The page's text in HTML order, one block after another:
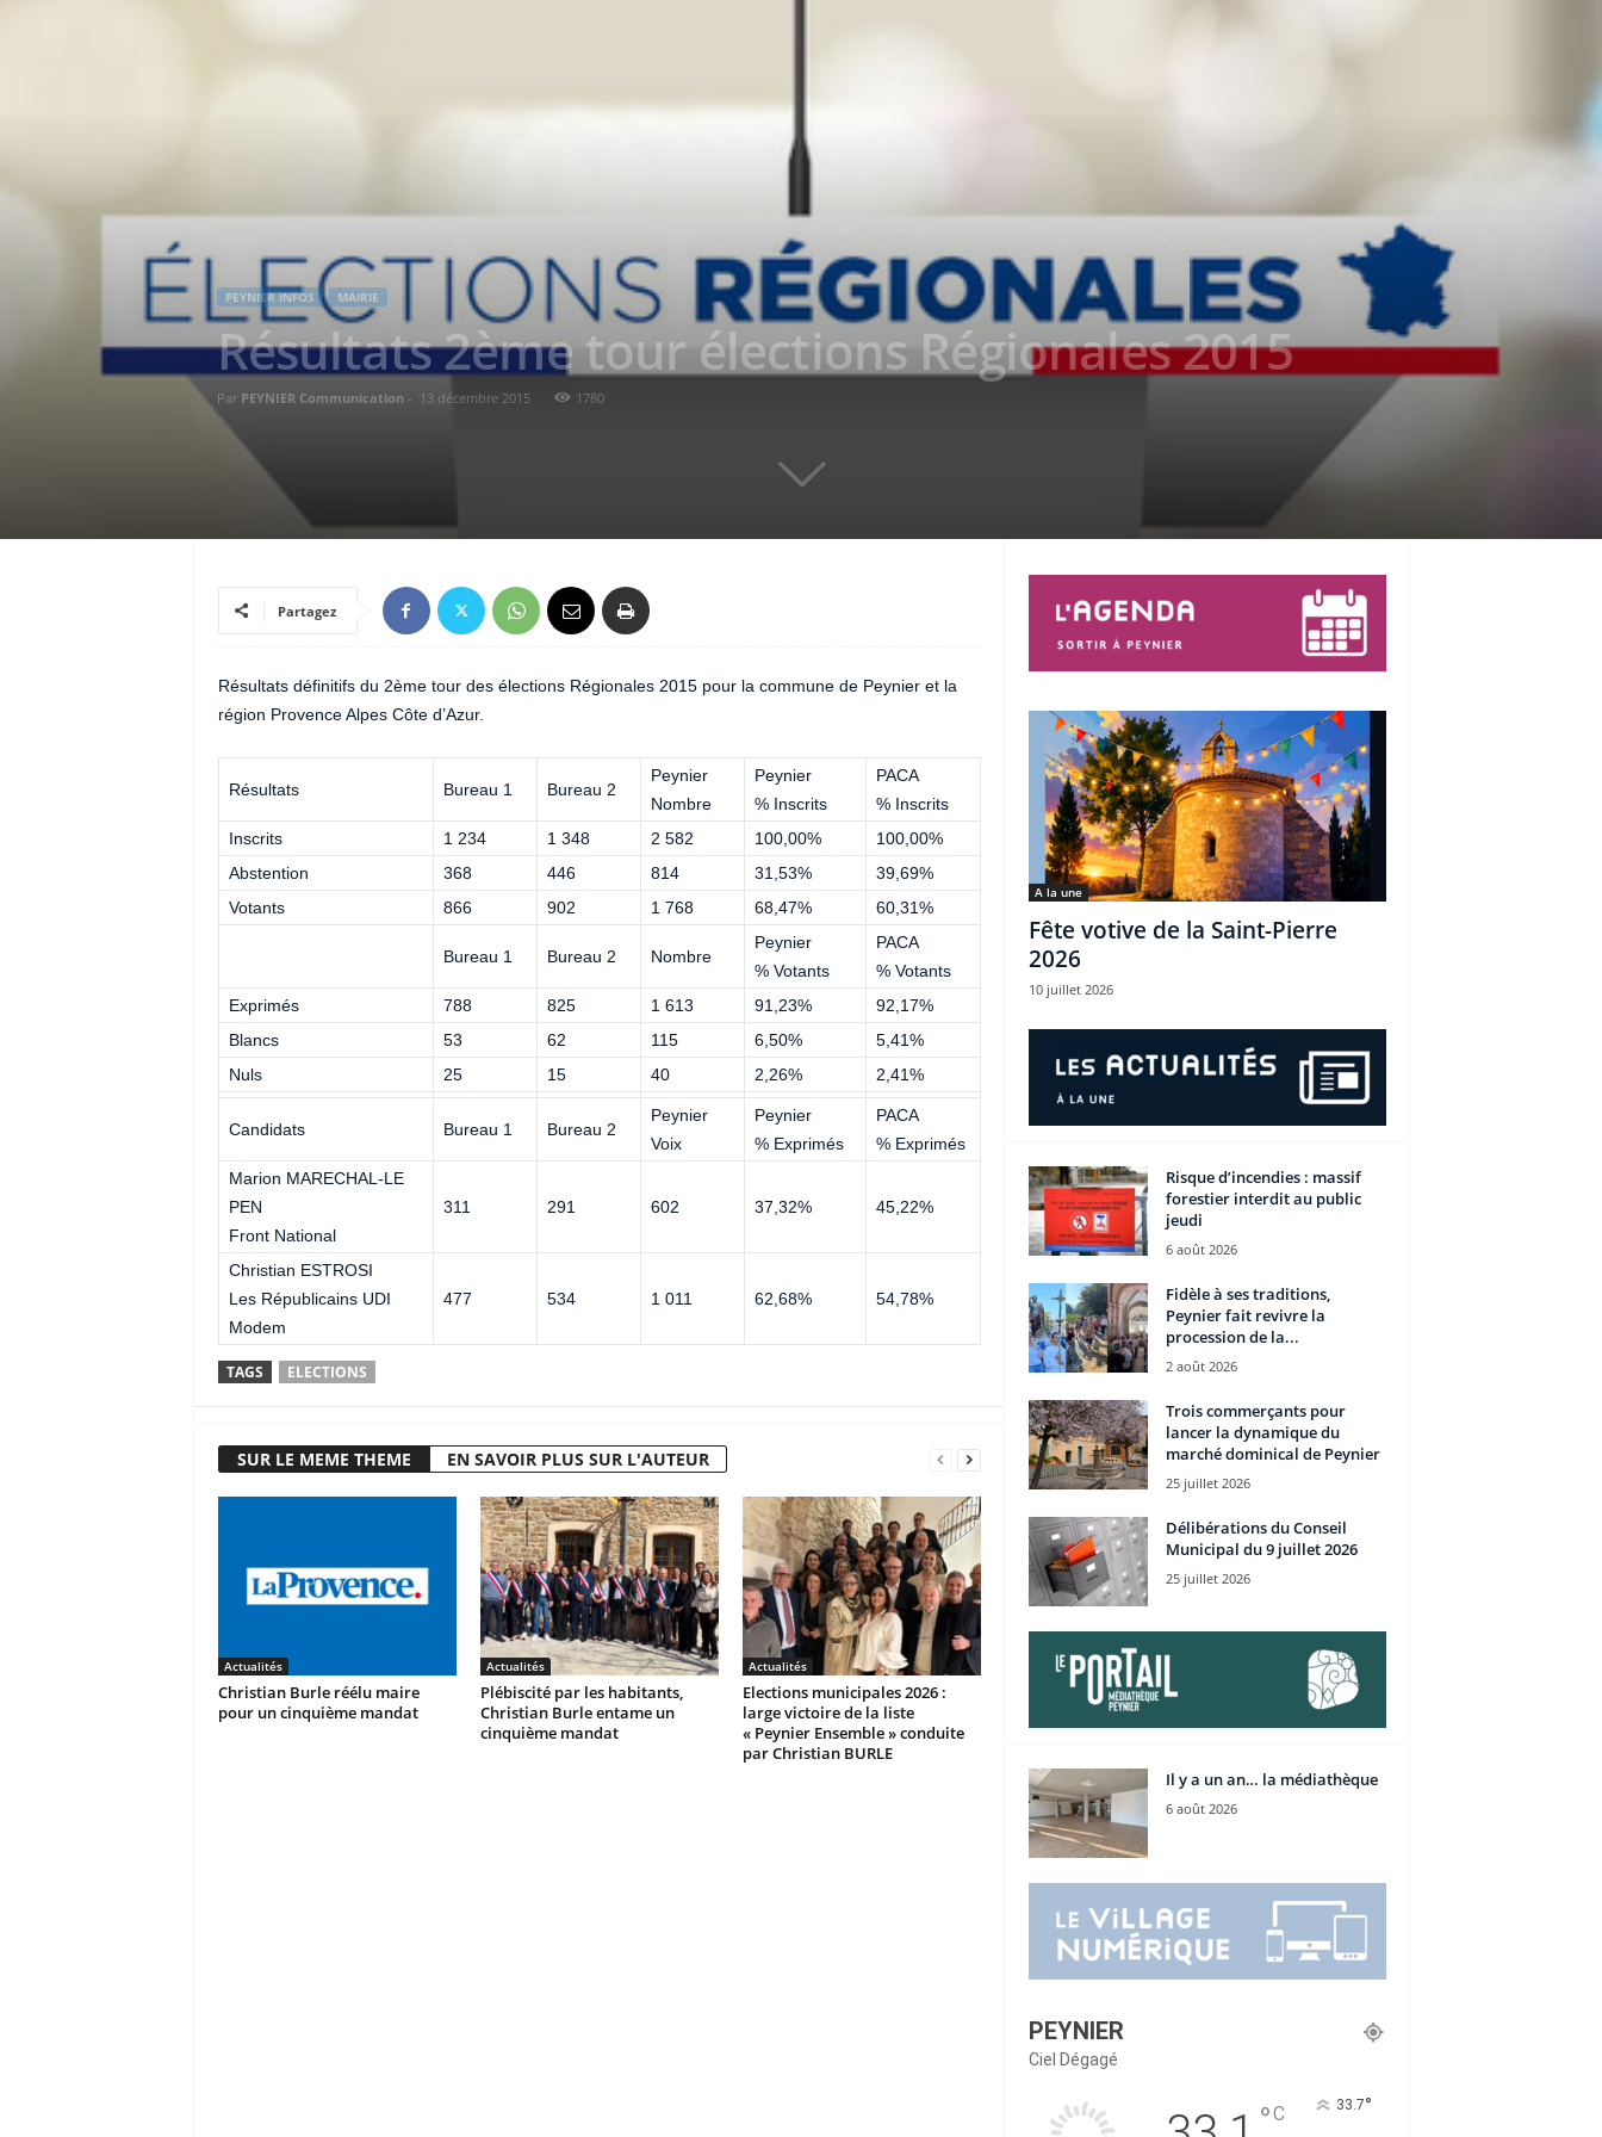
PEYNIER INFOS MAIRIE
Résultats 2ème tour élections Régionales 2015
Par PEYNIER Communication - 13 décembre 2015 1780
Partagez
Résultats définitifs du 2ème tour des élections Régionales 2015 pour la commune de Peynier et la
région Provence Alpes Côte d’Azur.
Résultats Bureau 1 Bureau 2
Peynier
Nombre
Peynier
% Inscrits
PACA
% Inscrits
Inscrits
1 234 1 348 2 582 100,00%
100,00%
Abstention
368 446 814 31,53%
39,69%
Votants
866 902 1 768 68,47% 60,31%
Bureau 1 Bureau 2 Nombre
Peynier
% Votants
PACA
% Votants
Exprimés
788 825 1 613 91,23%
92,17%
Blancs
53 62 115 6,50%
5,41%
Nuls
25 15 40 2,26% 2,41%
Candidats Bureau 1 Bureau 2
Peynier
Voix
Peynier
% Exprimés
PACA
% Exprimés
Marion MARECHAL-LE
PEN
Front National
311 291 602 37,32% 45,22%
Christian ESTROSI
Les Républicains UDI
Modem
477 534 1 011 62,68% 54,78%
TAGS ELECTIONS
SUR LE MEME THEME EN SAVOIR PLUS SUR L'AUTEUR
Actualités
Christian Burle réélu maire
pour un cinquième mandat
Actualités
Plébiscité par les habitants,
Christian Burle entame un
cinquième mandat
Actualités
Elections municipales 2026 :
large victoire de la liste
« Peynier Ensemble » conduite
par Christian BURLE
A la une
Fête votive de la Saint-Pierre
2026
10 juillet 2026
Risque d’incendies : massif
forestier interdit au public
jeudi
6 août 2026
Fidèle à ses traditions,
Peynier fait revivre la
procession de la...
2 août 2026
Trois commerçants pour
lancer la dynamique du
marché dominical de Peynier
25 juillet 2026
Délibérations du Conseil
Municipal du 9 juillet 2026
25 juillet 2026
Il y a un an… la médiathèque
6 août 2026
PEYNIER
Ciel Dégagé
°C 33.7°